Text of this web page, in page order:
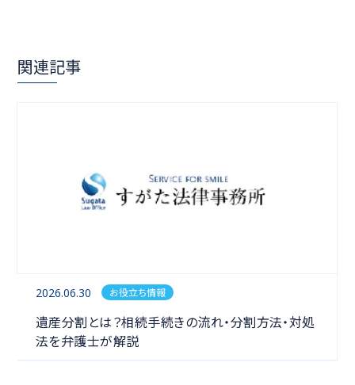
関連記事
2026.06.30 お役立ち情報
遺産分割とは？相続手続きの流れ・分割方法・対処
法を弁護士が解説